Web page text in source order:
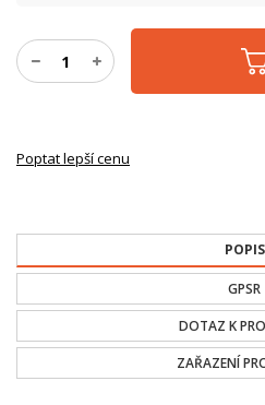
Poptat lepší cenu
POPIS
GPSR
DOTAZ K
ZAŘAZENÍ